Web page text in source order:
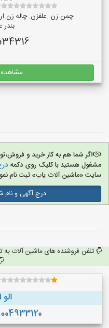
چمن زن .علفزن. چاله
مشاهده
اگر شما هم به کار خرید و
مشغول هستید با کلیک روی دکمه
سایت «ماشین آلات یاب» ثبت نام
درج آگهی و نام
تلفن فروشنده های ماشین آلات